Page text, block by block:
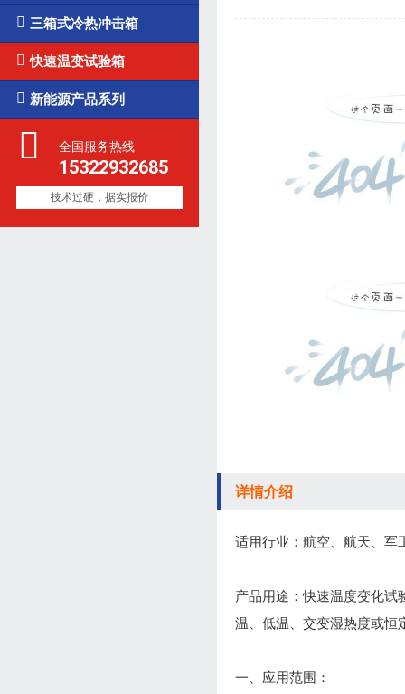
 三箱式冷热冲击箱
 快速温变试验箱
 新能源产品系列
全国服务热线
15322932685
技术过硬，据实报价
详情介绍
适用行业：航空、航天、军
产品用途：快速温度变化试
温、低温、交变湿热度或恒
一、应用范围：